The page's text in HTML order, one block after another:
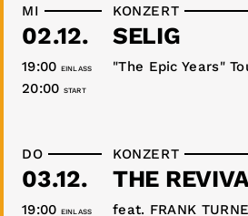
MI
02.12.
EINLASS
19:00
START
20:00
KONZERT
SELIG
"The Epic Years"
DO
03.12.
EINLASS
19:00
KONZERT
THE
feat. FRANK